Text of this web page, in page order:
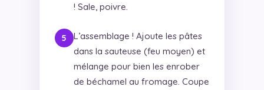
! Sale, poivre.
L’assemblage ! Ajoute les pâtes
dans la sauteuse (feu moyen) et
mélange pour bien les enrober
de béchamel au fromage. Coupe